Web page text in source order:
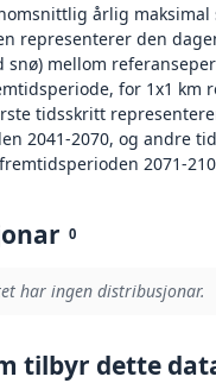
årlig maksimal
representerer den
snø) mellom
for 1x1 km
tidsskritt
2041-2070, og andre
2071-
0
har ingen distribusjonar.
tilbyr dette